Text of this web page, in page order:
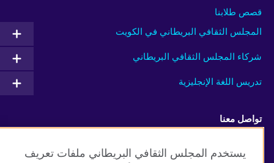
قصص طلابنا
المجلس الثقافي البريطاني في الكويت
شركاء المجلس الثقافي البريطاني
تدريس اللغة الإنجليزية
تواصل معنا
Facebook Instagram
يستخدم المجلس الثقافي البريطاني ملفات تعريف